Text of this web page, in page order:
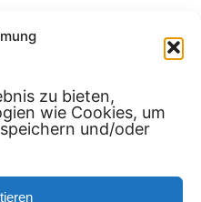
zu bieten,
wie Cookies, um
und/oder
85